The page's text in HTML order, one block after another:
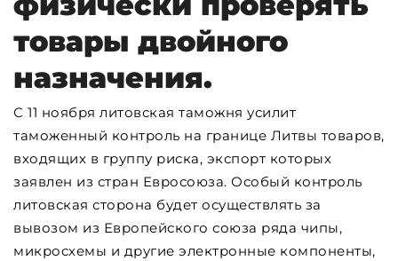
товары двойного
назначения.
С 11 ноября литовская таможня усилит
таможенный контроль на границе Литвы товаров,
входящих в группу риска, экспорт которых
заявлен из стран Евросоюза. Особый контроль
литовская сторона будет осуществлять за
вывозом из Европейского союза ряда чипы,
микросхемы и другие электронные компоненты,